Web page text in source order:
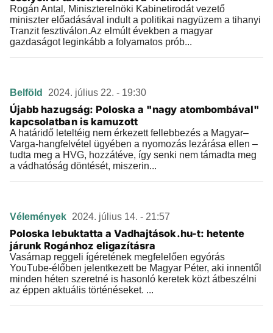
Rogán Antal, Miniszterelnöki Kabinetirodát vezető
miniszter előadásával indult a politikai nagyüzem a tihanyi
Tranzit fesztiválon.Az elmúlt években a magyar
gazdaságot leginkább a folyamatos prób...
Belföld 2024. július 22. - 19:30
Újabb hazugság: Poloska a "nagy atombombával"
kapcsolatban is kamuzott
A határidő leteltéig nem érkezett fellebbezés a Magyar–
Varga-hangfelvétel ügyében a nyomozás lezárása ellen –
tudta meg a HVG, hozzátéve, így senki nem támadta meg
a vádhatóság döntését, miszerin...
Vélemények 2024. július 14. - 21:57
Poloska lebuktatta a Vadhajtások.hu-t: hetente
járunk Rogánhoz eligazításra
Vasárnap reggeli ígéretének megfelelően egyórás
YouTube-élőben jelentkezett be Magyar Péter, aki innentől
minden héten szeretné is hasonló keretek közt átbeszélni
az éppen aktuális történéseket. ...